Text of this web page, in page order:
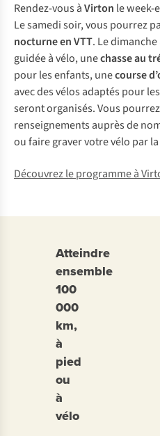
Rendez-vous àVirton le week-
Le samedi soir, vous pourrez
nocturne en VTT. Le
guidée à vélo, unechasse au
pour les enfants, unecourse
avec des vélos adaptés pour
seront organisés. Vous
renseignements auprès de
ou faire graver votre vélo par
Découvrez le programme à
Atteindre
ensemble
100
000
km,
à
pied
ou
à
vélo